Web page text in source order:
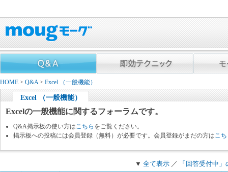
HOME > Q&A> Excel （一般機能）
Excel （一般機能）
Excelの一般機能に関するフォーラムです。
Q&A掲示板の使い方は こちら をご覧ください。
掲示板への投稿には会員登録（無料）が必要です。会員登録がまだの方は こ
▼ 全て表示 ／ 「回答受付中